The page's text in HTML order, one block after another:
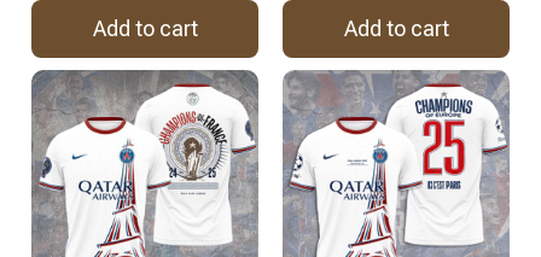
Add to cart Add to cart